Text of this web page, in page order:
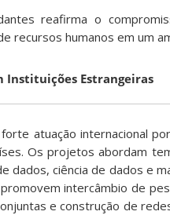
reafirma o
recursos humanos em um
Instituições Estrangeiras
atuação internacional
Os projetos abordam
dados, ciência de dados e
intercâmbio de
e construção de